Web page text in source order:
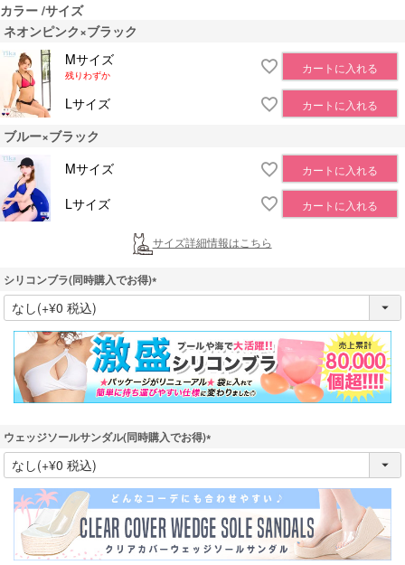
カラー サイズ
ネオンピンク×ブラック
Mサイズ
残りわずか
カートに入れる
Lサイズ カートに入れる
ブルー×ブラック
Mサイズ
カートに入れる
Lサイズ カートに入れる
サイズ詳細情報はこちら
シリコンブラ(同時購入でお得)
(
必
須
)
ウェッジソールサンダル(同時購入でお得)
(
必
須
)